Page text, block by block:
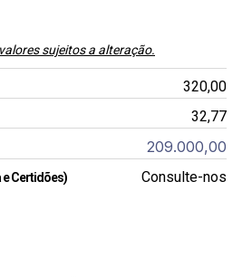
valores sujeitos a alteração.
320,00
32,77
209.000,00
e Certidões) Consulte-nos